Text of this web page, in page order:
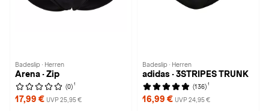
Badeslip · Herren
Arena · Zip
(0) 1
17,99 € UVP 25,95 €
Badeslip · Herren
adidas · 3STRIPES TRUNK
(136) 1
16,99 € UVP 24,95 €